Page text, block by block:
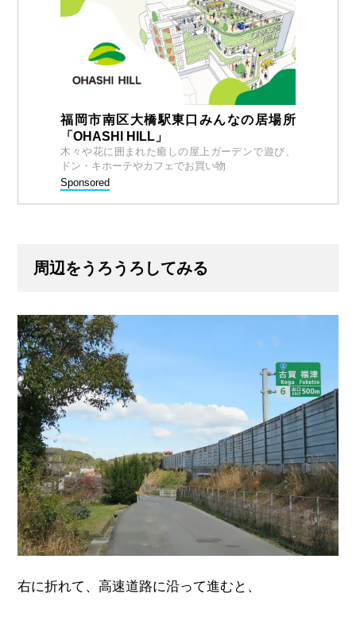
福岡市南区大橋駅東口みんなの居場所
「OHASHI HILL」
木々や花に囲まれた癒しの屋上ガーデンで遊び、
ドン・キホーテやカフェでお買い物
Sponsored
周辺をうろうろしてみる
右に折れて、高速道路に沿って進むと、